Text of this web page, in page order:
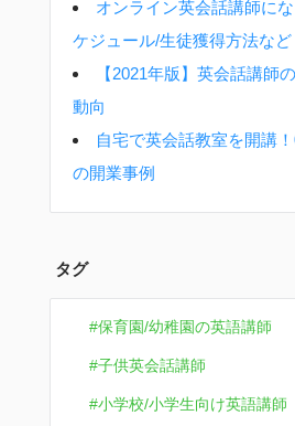
オンライン英会話講師に
ケジュール/生徒獲得方法など
【2021年版】英会話講師
動向
自宅で英会話教室を開講
の開業事例
タグ
保育園/幼稚園の英語講師
子供英会話講師
小学校/小学生向け英語講師